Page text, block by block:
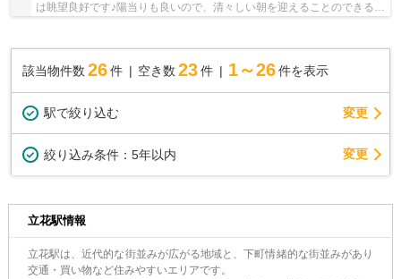
は眺望良好です♪陽当りも良いので、清々しい朝を迎えることのできる物
該当物件数 26件 空き数 23 件 1～26 件を表示
駅で絞り込む 変更
絞り込み条件： 5年以内 変更
立花駅情報
立花駅は、近代的な街並みが広がる地域と、下町情緒的な街並みがあり
交通・買い物など住みやすいエリアです。